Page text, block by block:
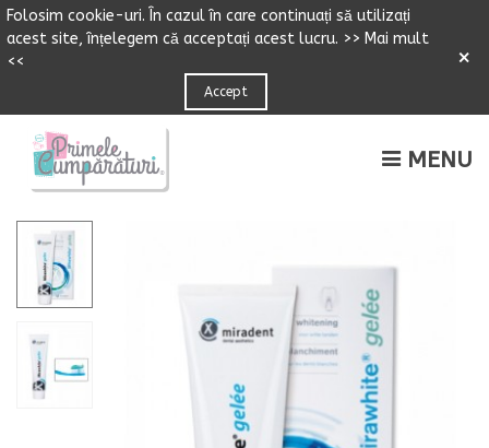
Folosim cookie-uri. n cazulîn care continuați să utilizați
acest site,înțelegem că acceptați acest lucru. >> Mai mult
<<
Accept
×
MENU